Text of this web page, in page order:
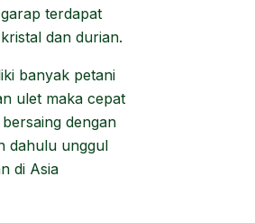
terdapat
dan durian.
banyak petani
ulet maka cepat
dengan
dahulu unggul
di Asia